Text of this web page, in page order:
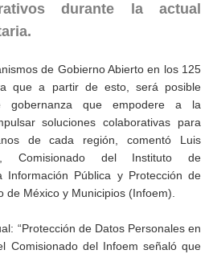
durante la actual
de Gobierno Abierto en los 125
que a partir de esto, será posible
gobernanza que empodere a la
soluciones colaborativas para
de cada región, comentó Luis
Comisionado del Instituto de
Información Pública y Protección de
de México y Municipios (Infoem).
“Protección de Datos Personales en
Comisionado del Infoem señaló que